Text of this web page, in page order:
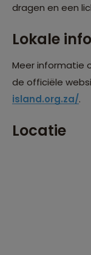
dragen en een
Lokale
Meer informatie
de officiële
island.org.za/.
Locatie